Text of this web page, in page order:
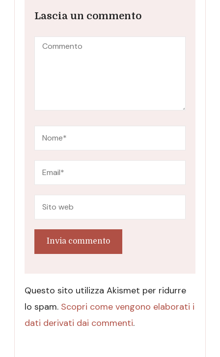
Lascia un commento
Questo sito utilizza Akismet per ridurre
lo spam. Scopri come vengono elaborati i
dati derivati dai commenti.